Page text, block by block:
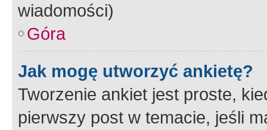
wiadomości)
Góra
Jak mogę utworzyć ankietę?
Tworzenie ankiet jest proste,
pierwszy post w temacie, jeśli